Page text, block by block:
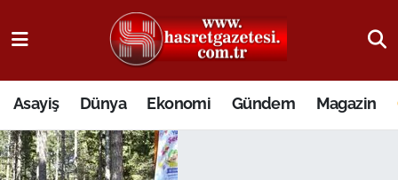
Asayiş Dünya Ekonomi Gündem Magazin
Osmaniye Nöbetçi Eczaneler
Osmaniye Hava Durumu
Osmaniye Trafik Yoğunluk Haritası